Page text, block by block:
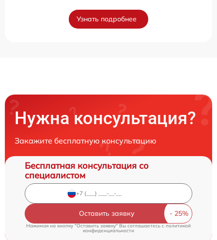
Узнать подробнее
Нужна консультация?
Закажите бесплатную консультацию
Бесплатная консультация со
специалистом
Оставить заявку
Нажимая на кнопку "Оставить заявку" Вы соглашаетесь cполитикой
конфиденциальности